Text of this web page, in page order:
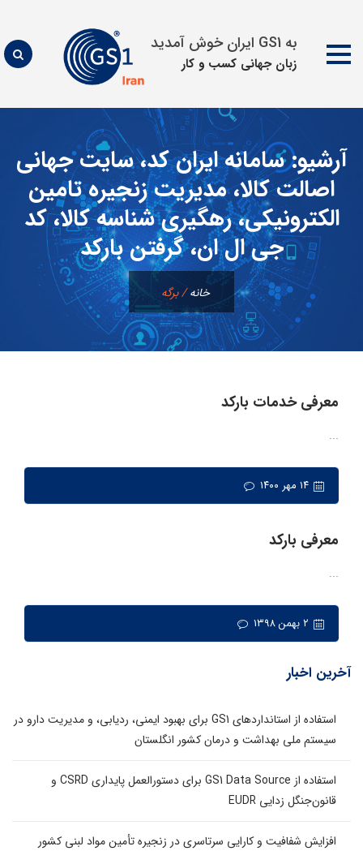
به GS1 ایران خوش آمدید
زبان جهانی كسب و كار
محتوا
آرشیو:سامانه ایران کد، سایت جهانی
اصالت کالا، مدیریت زنجیره تامین
الکترونیکی، رهگیری شناسه کالا، کد
جی ال ان، گرفتن بارکد
خانه/برگه
معرفی خدمات بارکد
...
۱۴ مهر ۱۴۰۰
معرفی بارکد
...
آخرین اخبار
استفاده از استانداردهای GS1 برای بهبود ایمنی، ردیابی، و مدیریت دارو در
سیستم ملی بهداشت و درمان کشور انگلستان
استفاده از GS1 Data Source برای دستورالعمل پایداری CSRD و
قانون‌جنگل زدایی EUDR
افزایش شفافیت و کارایی سرتاسری در زنجیره تأمین مواد لبنی کشور